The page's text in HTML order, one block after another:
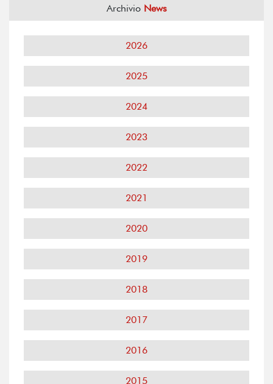
Archivio News
2026
2025
2024
2023
2022
2021
2020
2019
2018
2017
2016
2015